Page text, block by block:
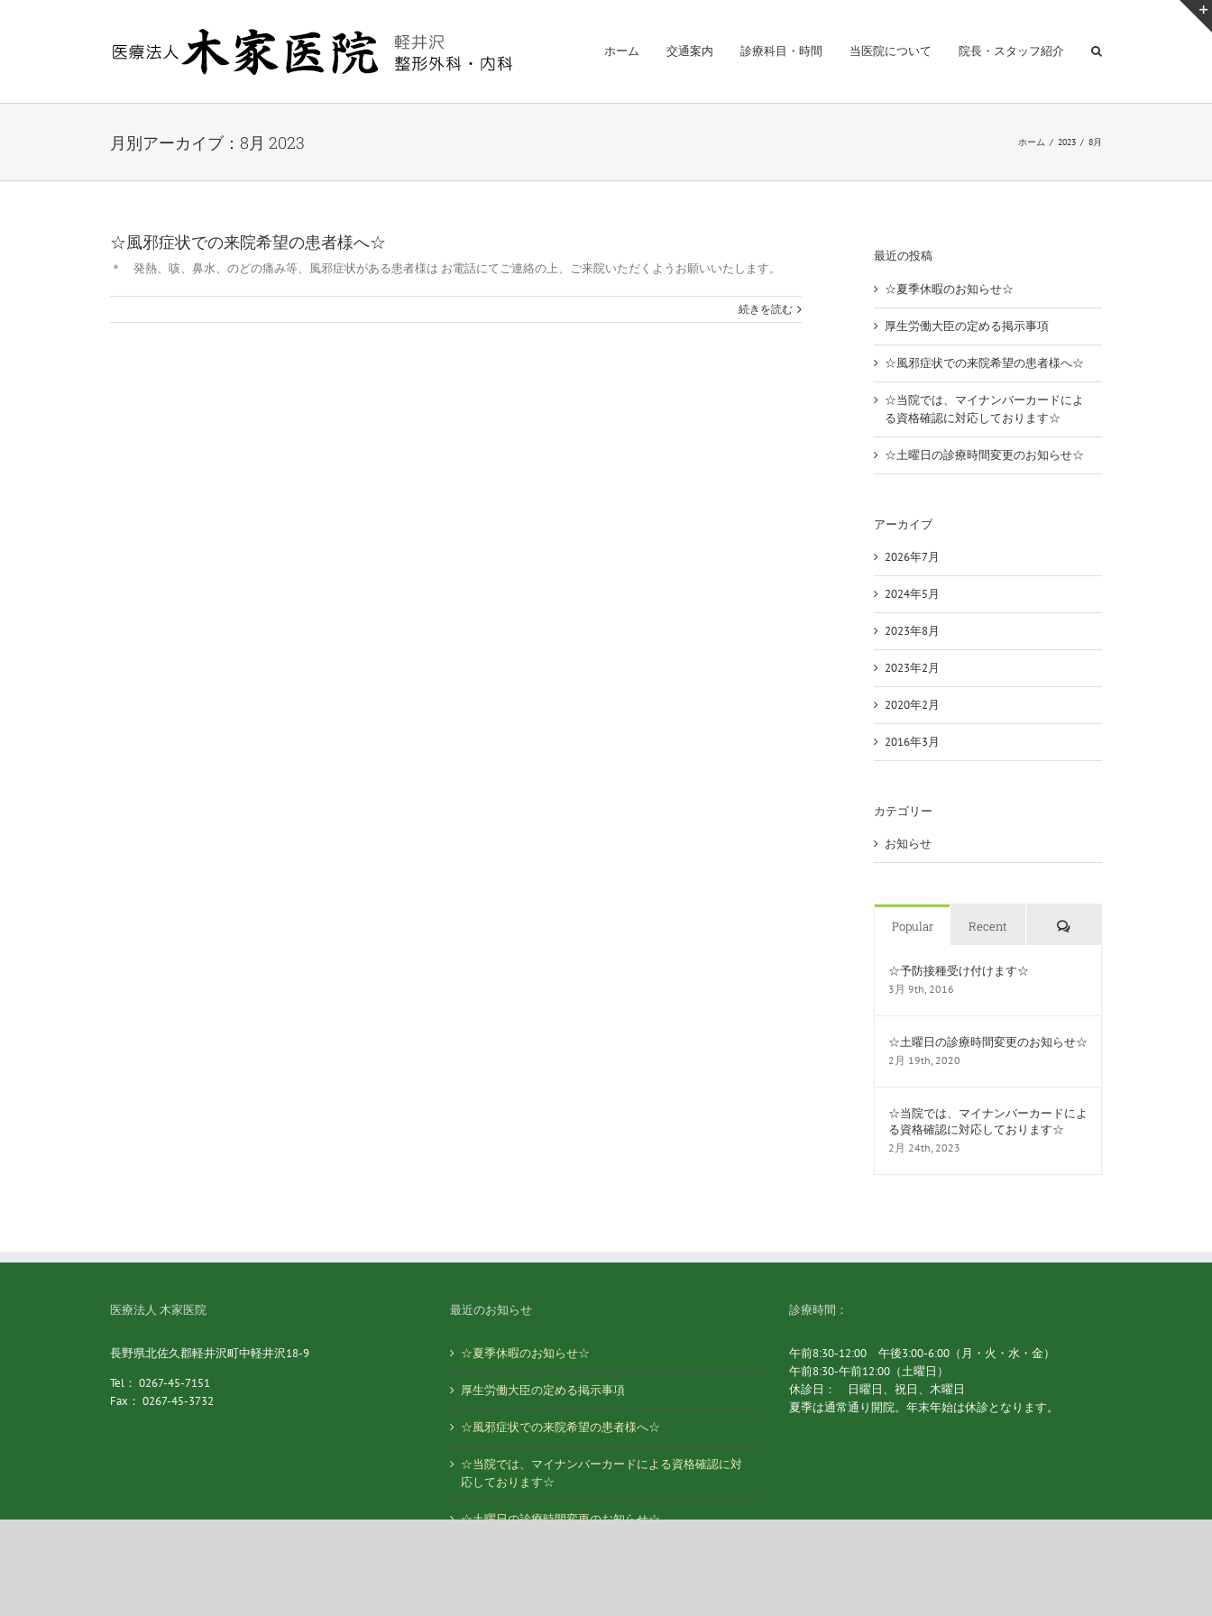
ホーム 交通案内 診療科目・時間 当医院について 院長・スタッフ紹介
月別アーカイブ： 8月 2023 ホーム / 2023 / 8月
☆風邪症状での来院希望の患者様へ☆
＊ 発熱、咳、鼻水、のどの痛み等、風邪症状がある患者様は お電話にてご連絡の上、ご来院いただくようお願いいたします。
続きを読む
最近の投稿
☆夏季休暇のお知らせ☆
厚生労働大臣の定める掲示事項
☆風邪症状での来院希望の患者様へ☆
☆当院では、マイナンバーカードによ
る資格確認に対応しております☆
☆土曜日の診療時間変更のお知らせ☆
アーカイブ
2026年7月
2024年5月
2023年8月
2023年2月
2020年2月
2016年3月
カテゴリー
お知らせ
Popular Recent
コ
☆予防接種受け付けます☆
3月 9th, 2016
☆土曜日の診療時間変更のお知らせ☆
2月 19th, 2020
☆当院では、マイナンバーカードによ
る資格確認に対応しております☆
2月 24th, 2023
医療法人 木家医院
長野県北佐久郡軽井沢町中軽井沢18-9
Tel： 0267-45-7151
Fax： 0267-45-3732
最近のお知らせ
☆夏季休暇のお知らせ☆
厚生労働大臣の定める掲示事項
☆風邪症状での来院希望の患者様へ☆
☆当院では、マイナンバーカードによる資格確認に対
応しております☆
☆土曜日の診療時間変更のお知らせ☆
診療時間：
午前8:30-12:00 午後3:00-6:00（月・火・水・金）
午前8:30-午前12:00（土曜日）
休診日： 日曜日、祝日、木曜日
夏季は通常通り開院。年末年始は休診となります。